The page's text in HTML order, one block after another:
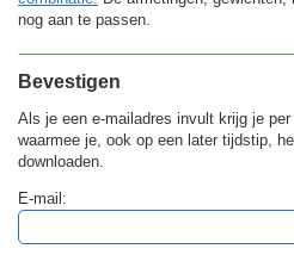
nog aan te passen.
Bevestigen
Als je een e-mailadres invult krijg je
waarmee je, ook op een later tijdstip,
downloaden.
E-mail: